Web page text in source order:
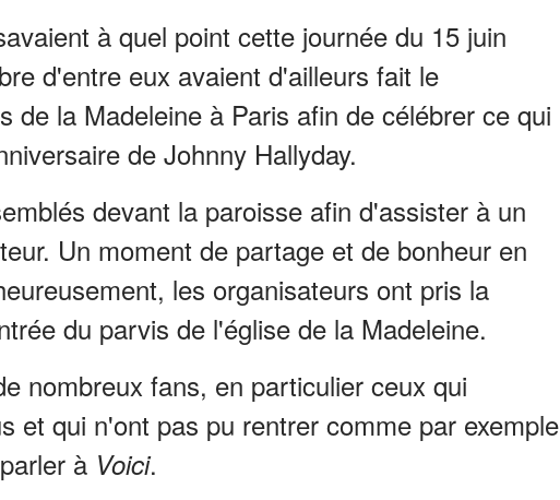
à quel point cette journée du 15 juin
d'entre eux avaient d'ailleurs fait le
de la Madeleine à Paris afin de célébrer ce qui
de Johnny Hallyday.
devant la paroisse afin d'assister à un
Un moment de partage et de bonheur en
les organisateurs ont pris la
du parvis de l'église de la Madeleine.
nombreux fans, en particulier ceux qui
et qui n'ont pas pu rentrer comme par exemple
à Voici.